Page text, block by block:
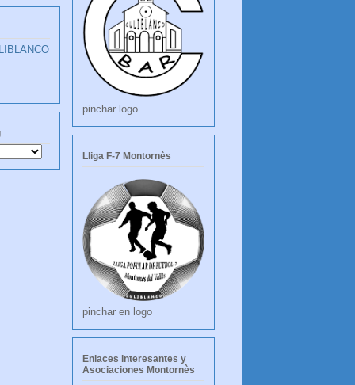
pinchar logo
Lliga F-7 Montornès
pinchar en logo
Enlaces interesantes y
Asociaciones Montornès